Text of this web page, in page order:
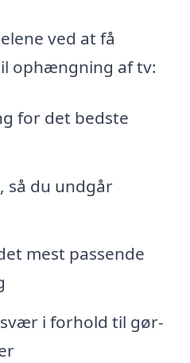
ved at få
ophængning af tv:
for det bedste
så du undgår
mest passende
i forhold til gør-